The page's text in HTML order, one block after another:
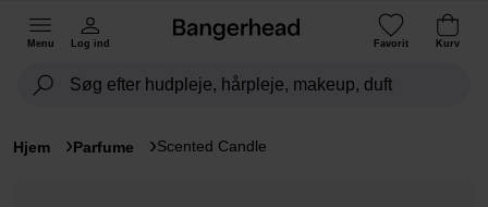
Menu Log ind Favorit Kurv
Hjem Parfume Scented Candle